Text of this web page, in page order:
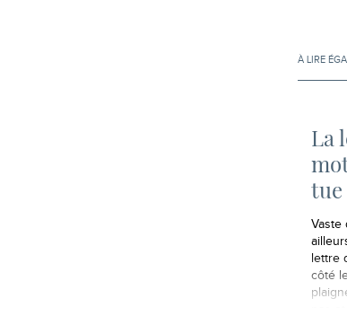
À LIRE
La
tue
Vaste
lettre
côté